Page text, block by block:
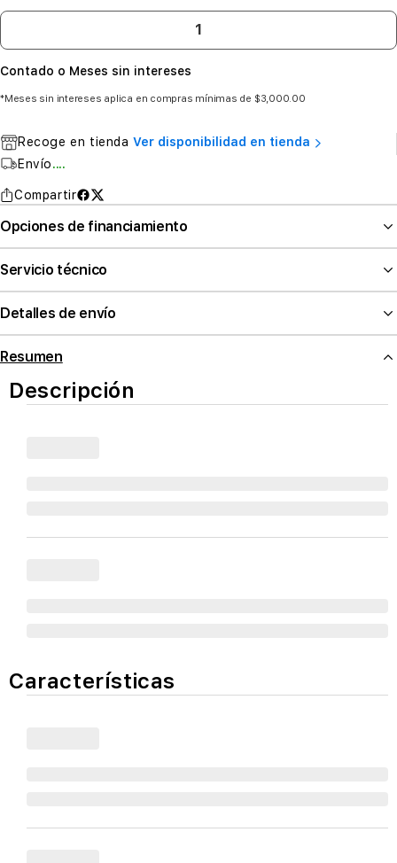
Contado o Meses sin intereses
*Meses sin intereses aplica en compras mínimas de $3,000.00
Recoge en tienda Ver disponibilidad en tienda
Envío....
Compartir
Opciones de financiamiento
Servicio técnico
Detalles de envío
Resumen
Descripción
Características